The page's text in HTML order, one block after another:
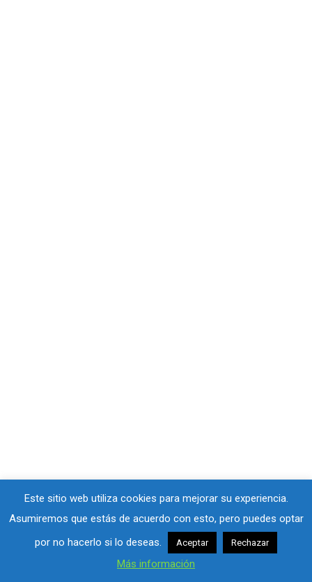
Este sitio web utiliza cookies para mejorar su experiencia.
Asumiremos que estás de acuerdo con esto, pero puedes optar
por no hacerlo si lo deseas.
Aceptar Rechazar
Más información